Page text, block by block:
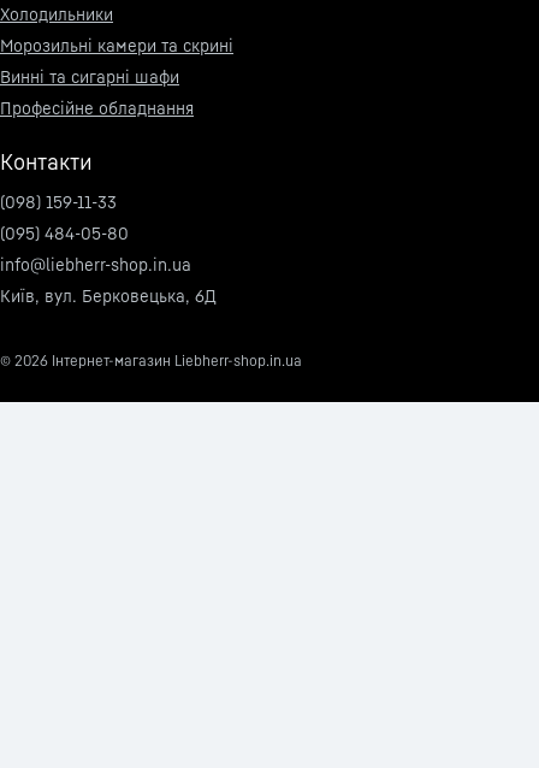
Холодильники
Морозильні камери та скрині
Винні та сигарні шафи
Професійне обладнання
Контакти
(098) 159-11-33
(095) 484-05-80
info@liebherr-shop.in.ua
Київ, вул. Берковецька, 6Д
© 2026 Інтернет-магазин Liebherr-shop.in.ua